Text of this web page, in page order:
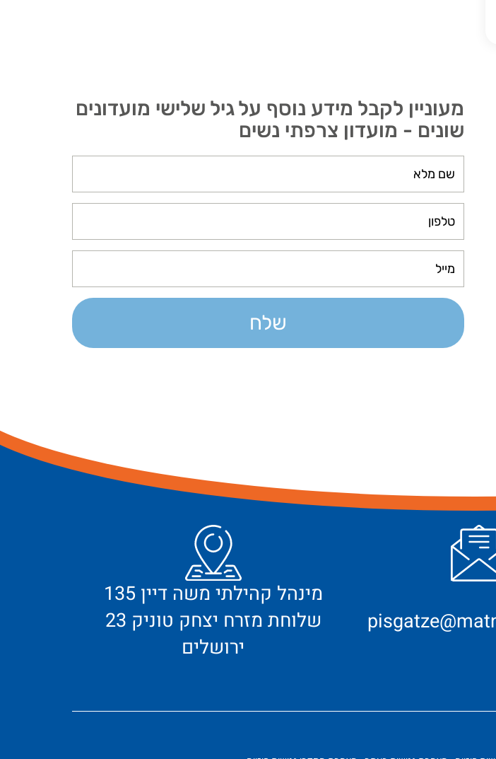
מעוניין לקבל מידע נוסף על גיל שלישי מועדונים
שונים - מועדון צרפתי נשים
שלח
מינהל קהילתי משה דיין 135
שלוחת מזרח יצחק טוניק 23
ירושלים